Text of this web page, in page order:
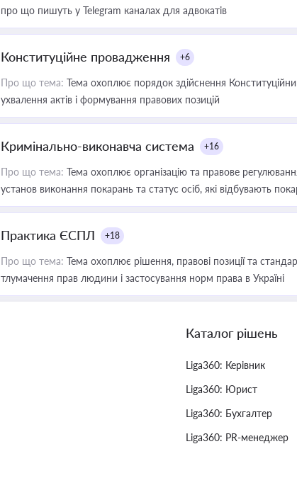
про що пишуть у Telegram каналах для адвокатів
Конституційне провадження +6
Про що тема: Тема охоплює порядок здійснення
ухвалення актів і формування правових позицій
Кримінально-виконавча система +16
Про що тема: Тема охоплює організацію та правове
установ виконання покарань та статус осіб, які відбувають
Практика ЄСПЛ +18
Про що тема: Тема охоплює рішення, правові позиції та
тлумачення прав людини і застосування норм права в Україні
Каталог рішень
Liga360: Керівник
Liga360: Юрист
Liga360: Бухгалтер
Liga360: PR-менеджер